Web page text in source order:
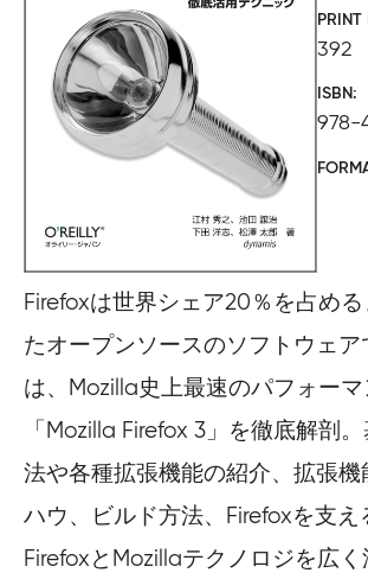
PRINT
392
ISBN
978-
Firefoxは世界シェア20％を占め
たオープンソースのソフトウェ
は、Mozilla史上最速のパフォー
「Mozilla Firefox 3」を徹底解剖
法や各種拡張機能の紹介、拡張機
ハウ、ビルド方法、Firefoxを支え
FirefoxとMozillaテクノロジを広く